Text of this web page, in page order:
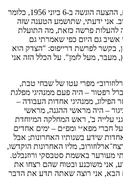
עד כן – העבר. כפי שאתם רואים, ההצעה הוגשה ב-6 ביוני 1956, כלומר
אני ידעתי, שתושמע הטענה שזה
להעלות פרשה כזאת, מה התועלת
גם היום כפי שאמרתי גם
בקשר לפרשת דרייפוס: "הצדק הוא
מעבר, מעל לזמן". על הכלל הזה אני
מפרי עטו של שבחי טבת,
ש״ברל רפטור – היה פעם ממנהיגי מפלגת
ממנהיגי אחדות העבודה –
– היה מראשי ההגנה, מראשי
עלייה ב', ראש המחלקה המיוחדת
חברי מפא״י ומפ״ם – ימים אחדים
שידע בשנותיו האחרונות; אבל
מליו האחרונות הוקדשו,
מעורער באשמת סטבסקי ורוזנבלט.
אני משוכנע ובטוח שהם רצחו את
הבא, אני רוצה שאתה תדע את הדבר